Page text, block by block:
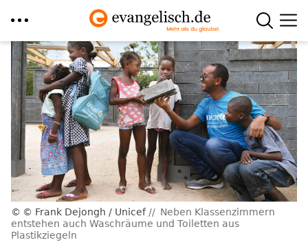
Direkt
zum
Inhalt
© Frank Dejongh / Unicef
Neben Klassenzimmern
entstehen auch Waschräume und Toiletten aus
Plastikziegeln